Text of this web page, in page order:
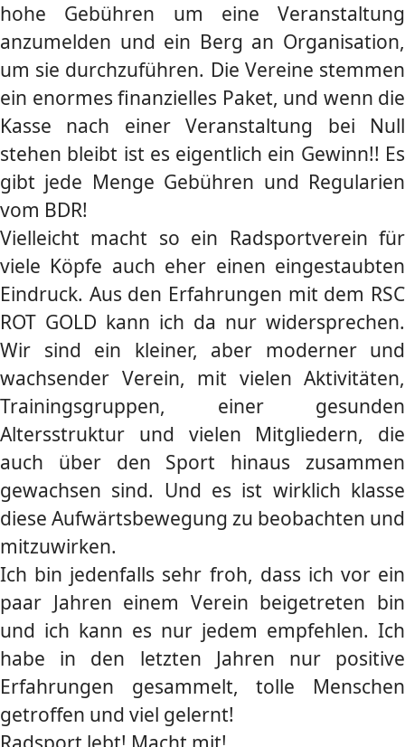
hohe Gebühren um eine Veranstaltung
anzumelden und ein Berg an Organisation,
um sie durchzuführen. Die Vereine stemmen
ein enormes finanzielles Paket, und wenn die
Kasse nach einer Veranstaltung bei Null
stehen bleibt ist es eigentlich ein Gewinn!! Es
gibt jede Menge Gebühren und Regularien
vom BDR!
Vielleicht macht so ein Radsportverein für
viele Köpfe auch eher einen eingestaubten
Eindruck. Aus den Erfahrungen mit dem RSC
ROT GOLD kann ich da nur widersprechen.
Wir sind ein kleiner, aber moderner und
wachsender Verein, mit vielen Aktivitäten,
Trainingsgruppen, einer gesunden
Altersstruktur und vielen Mitgliedern, die
auch über den Sport hinaus zusammen
gewachsen sind. Und es ist wirklich klasse
diese Aufwärtsbewegung zu beobachten und
mitzuwirken.
Ich bin jedenfalls sehr froh, dass ich vor ein
paar Jahren einem Verein beigetreten bin
und ich kann es nur jedem empfehlen. Ich
habe in den letzten Jahren nur positive
Erfahrungen gesammelt, tolle Menschen
getroffen und viel gelernt!